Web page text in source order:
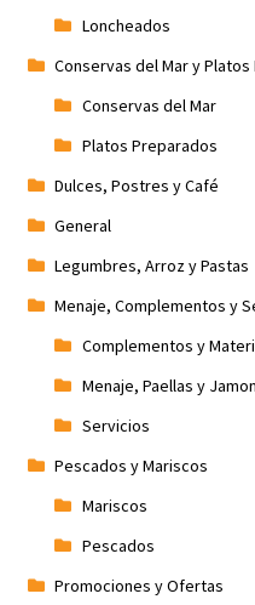
Loncheados
Conservas del Mar y
Conservas del Mar
Platos Preparados
Dulces, Postres y Café
General
Legumbres, Arroz y Pastas
Menaje, Complementos y
Complementos y
Menaje, Paellas y
Servicios
Pescados y Mariscos
Mariscos
Pescados
Promociones y Ofertas